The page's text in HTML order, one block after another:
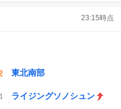
23:15時点
東北南部
ライジングソノシュン